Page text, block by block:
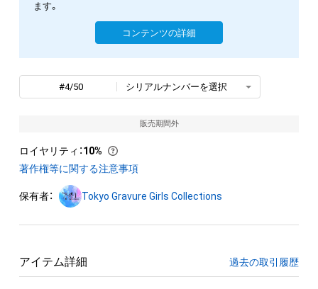
ます。
コンテンツの詳細
#4/50 シリアルナンバーを選択
販売期間外
ロイヤリティ ：10%
著作権等に関する注意事項
保有者： Tokyo Gravure Girls Collections
アイテム詳細 過去の取引履歴